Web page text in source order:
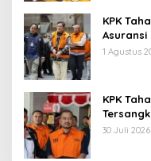
KPK
Asuransi
1 Agustus
KPK
30 Juli 2026